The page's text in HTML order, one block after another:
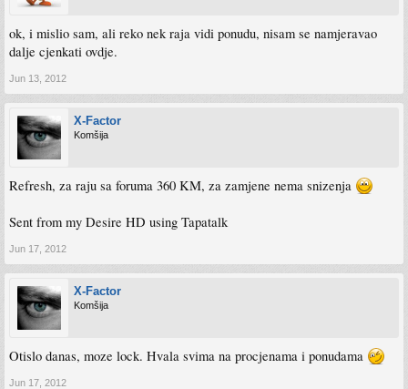
ok, i mislio sam, ali reko nek raja vidi ponudu, nisam se namjeravao
dalje cjenkati ovdje.
Jun 13, 2012
X-Factor
Komšija
Refresh, za raju sa foruma 360 KM, za zamjene nema snizenja
Sent from my Desire HD using Tapatalk
Jun 17, 2012
X-Factor
Komšija
Otislo danas, moze lock. Hvala svima na procjenama i ponudama
Jun 17, 2012